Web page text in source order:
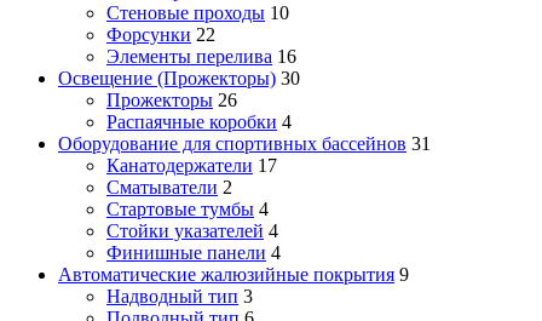
Стеновые проходы 10
Форсунки 22
Элементы перелива 16
Освещение (Прожекторы) 30
Прожекторы 26
Распаячные коробки 4
Оборудование для спортивных бассейнов 31
Канатодержатели 17
Сматыватели 2
Стартовые тумбы 4
Стойки указателей 4
Финишные панели 4
Автоматические жалюзийные покрытия 9
Надводный тип 3